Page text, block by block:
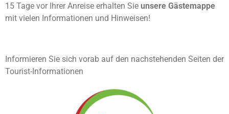
15 Tage vor Ihrer Anreise erhalten Sie unsere Gästemappe
mit vielen Informationen und Hinweisen!
Informieren Sie sich vorab auf den nachstehenden Seiten der
Tourist-Informationen